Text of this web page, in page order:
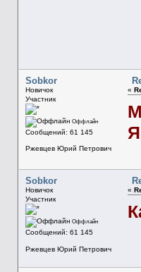
Sobkor
Новичок
Участник
Оффлайн
Сообщений: 61 145
Ржевцев Юрий Петрович
«
Sobkor
Новичок
Участник
Оффлайн
Сообщений: 61 145
Ржевцев Юрий Петрович
«